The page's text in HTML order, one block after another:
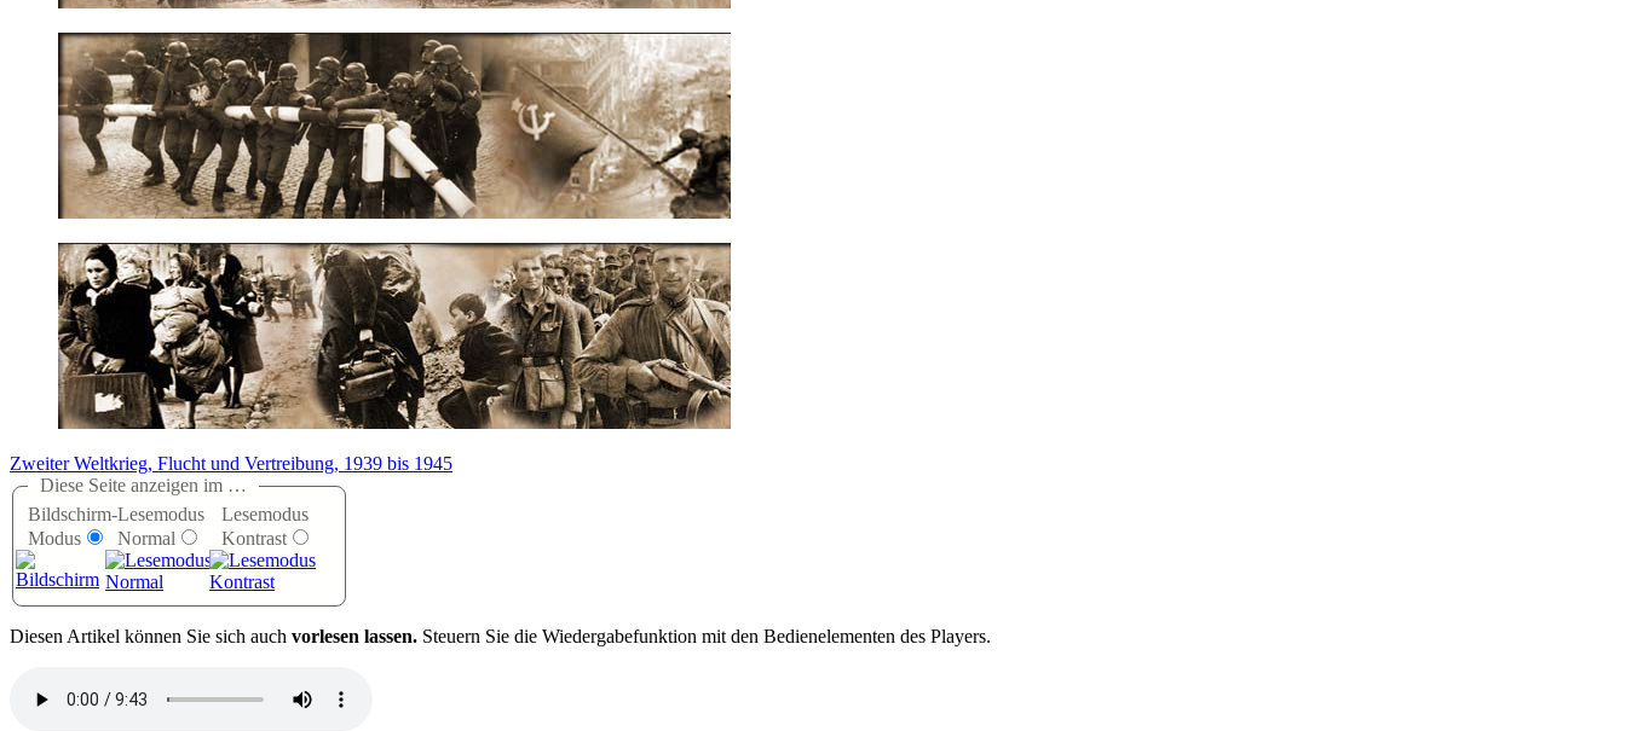
Zweiter Weltkrieg, Flucht und Vertreibung, 1939 bis 1945
Diese Seite anzeigen im …
Bildschirm-
Modus
Lesemodus
Normal
Lesemodus
Kontrast
Diesen Artikel können Sie sich auch vorlesen lassen. Steuern Sie die Wiedergabefunktion mit den Bedienelementen des Players.